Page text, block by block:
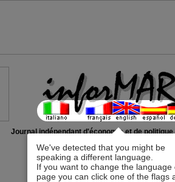
We've detected that you might be
speaking a different language.
If you want to change the language
page you can click one of the flags
Journal indépendant d'économie et de